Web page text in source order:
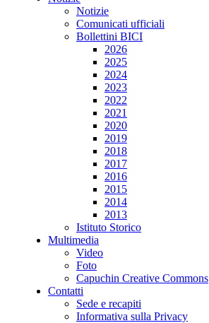
Notizie
Comunicati ufficiali
Bollettini BICI
2026
2025
2024
2023
2022
2021
2020
2019
2018
2017
2016
2015
2014
2013
Istituto Storico
Multimedia
Video
Foto
Capuchin Creative Commons
Contatti
Sede e recapiti
Informativa sulla Privacy